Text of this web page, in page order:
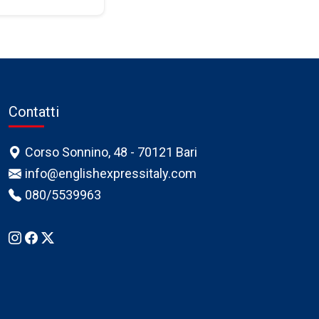
Contatti
Corso Sonnino, 48 - 70121 Bari
info@englishexpressitaly.com
080/5539963